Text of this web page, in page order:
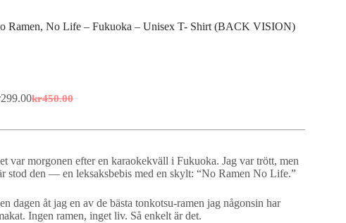
Ramen, No Life – Fukuoka – Unisex T- Shirt (BACK VISION)
kr450.00
Original
was:
299.00Current
is:
var morgonen efter en karaokekväll i Fukuoka. Jag var trött, men
stod den — en leksaksbebis med en skylt: “No Ramen No Life.”
dagen åt jag en av de bästa tonkotsu-ramen jag någonsin har
Ingen ramen, inget liv. Så enkelt är det.